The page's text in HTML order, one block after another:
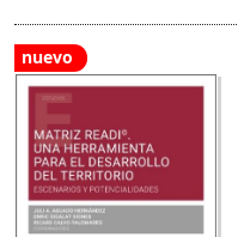
nuevo